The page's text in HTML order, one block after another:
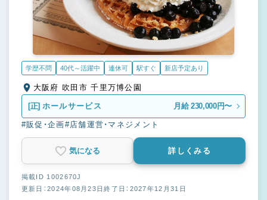
学歴不問 40代～活躍中 連休可 駅すぐ 新店予定あり
大阪府 吹田市 千里万博公園
[正] ホールサービス 月給 230,000円〜
#販促・企画#店舗運営・マネジメント
気になる 詳しくみる
掲載ID 1002670J
更新日：2024年08月23日終了日：2027年12月31日